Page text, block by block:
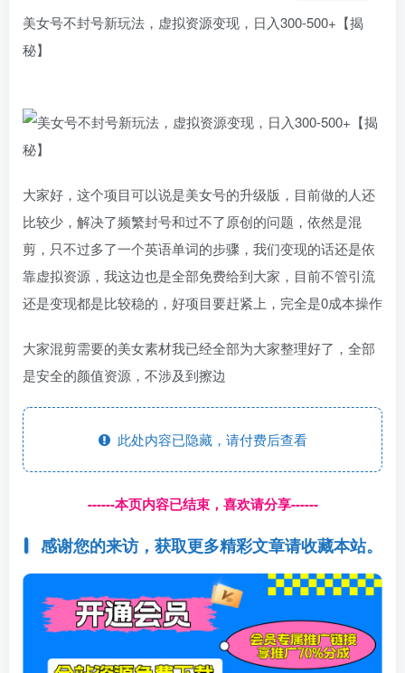
美女号不封号新玩法，虚拟资源变现，日入300-500+【揭
秘】
大家好，这个项目可以说是美女号的升级版，目前做的人还
比较少，解决了频繁封号和过不了原创的问题，依然是混
剪，只不过多了一个英语单词的步骤，我们变现的话还是依
靠虚拟资源，我这边也是全部免费给到大家，目前不管引流
还是变现都是比较稳的，好项目要赶紧上，完全是0成本操作
大家混剪需要的美女素材我已经全部为大家整理好了，全部
是安全的颜值资源，不涉及到擦边
此处内容已隐藏，请付费后查看
------本页内容已结束，喜欢请分享------
感谢您的来访，获取更多精彩文章请收藏本站。